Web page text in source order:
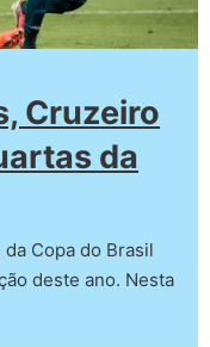
Cruzeiro
da
Copa do Brasil
deste ano. Nesta